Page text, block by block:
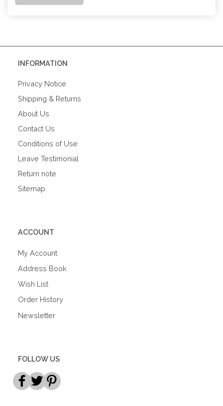
INFORMATION
Privacy Notice
Shipping & Returns
About Us
Contact Us
Conditions of Use
Leave Testimonial
Return note
Sitemap
ACCOUNT
My Account
Address Book
Wish List
Order History
Newsletter
FOLLOW US